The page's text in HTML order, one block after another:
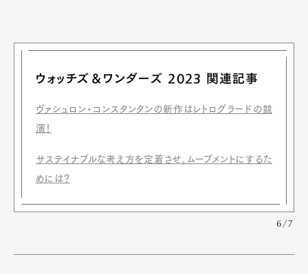
ウォッチズ＆ワンダーズ 2023 関連記事
ヴァシュロン・コンスタンタンの新作はレトログラードの競
演！
サステイナブルな考え方を定着させ、ムーブメントにするた
めには？
6/7